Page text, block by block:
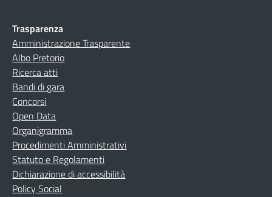
Trasparenza
Amministrazione Trasparente
Albo Pretorio
Ricerca atti
Bandi di gara
Concorsi
Open Data
Organigramma
Procedimenti Amministrativi
Statuto e Regolamenti
Dichiarazione di accessibilità
Policy Social